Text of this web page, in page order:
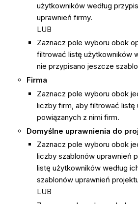
użytkowników według
uprawnień firmy.
LUB
Zaznacz pole wyboru obok
filtrować listę użytkowników
nie przypisano jeszcze
Firma
Zaznacz pole wyboru obok
liczby firm, aby filtrować listę
powiązanych z nimi firm.
Domyślne uprawnienia do
Zaznacz pole wyboru obok
liczby szablonów uprawnień
listę użytkowników według
szablonów uprawnień
LUB